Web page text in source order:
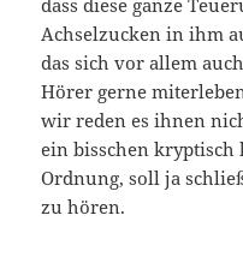
Achselzucken in ihm
das sich vor allem
Hörer gerne
wir reden es ihnen
ein bisschen kryptisch
Ordnung, soll ja
zu hören.